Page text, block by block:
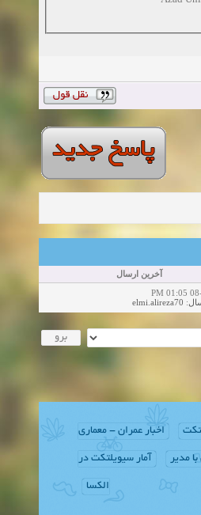
آخرین ارسال
08-
:
elmi.alireza70
اخبار عمران - معماری
مدیر آمار سیویلتکت در
الکسا